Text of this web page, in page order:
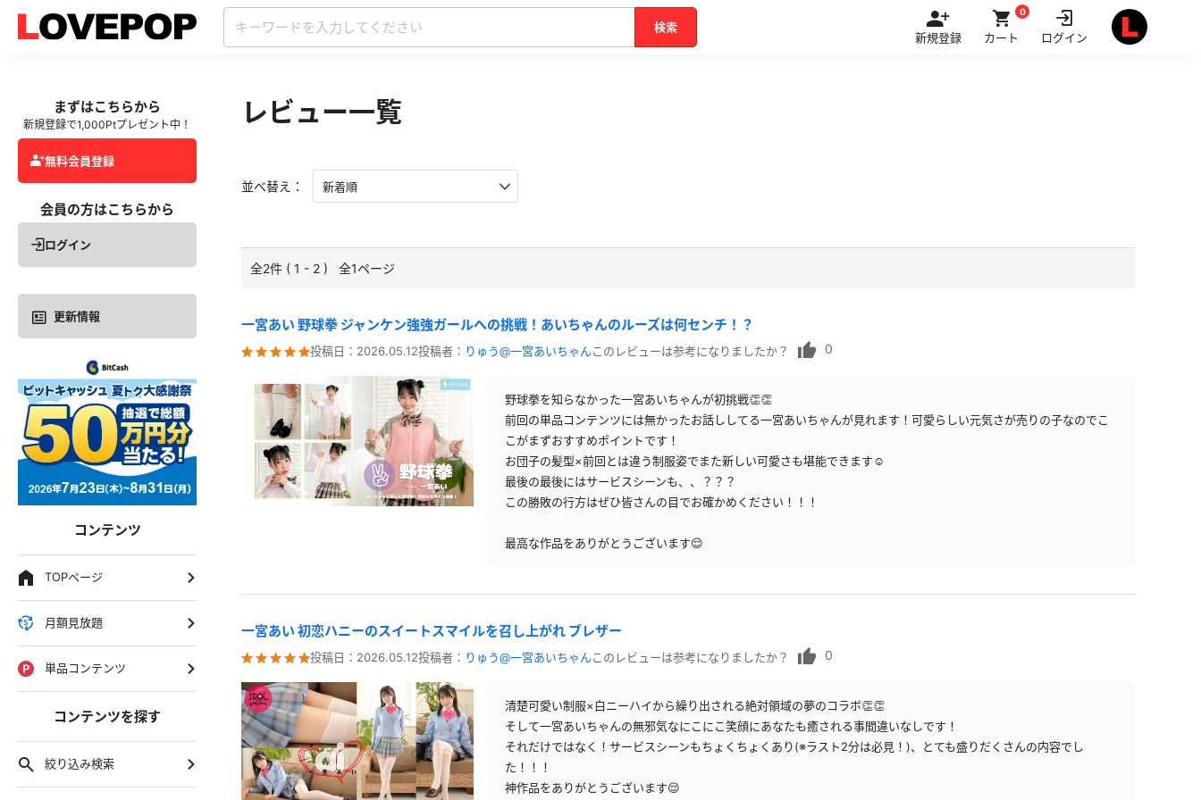
検索
新規登録 カート
0
ログイン
まずはこちらから
新規登録で1,000Ptプレゼント中！
無料会員登録
会員の方はこちらから
ログイン
更新情報
コンテンツ
TOPページ
月額見放題
単品コンテンツ
コンテンツを探す
絞り込み検索
レビュー一覧
並べ替え：
全2件 ( 1 - 2 ) 全1ページ
一宮あい 野球拳 ジャンケン強強ガールへの挑戦！あいちゃんのルーズは何センチ！？
投稿日： 2026.05.12投稿者： りゅう@一宮あいちゃんこのレビューは参考になりましたか？ 0
野球拳を知らなかった一宮あいちゃんが初挑戦👏👏
前回の単品コンテンツには無かったお話ししてる一宮あいちゃんが見れます！可愛らしい元気さが売りの子なのでこ
こがまずおすすめポイントです！
お団子の髪型×前回とは違う制服姿でまた新しい可愛さも堪能できます☺️
最後の最後にはサービスシーンも、、？？？
この勝敗の行方はぜひ皆さんの目でお確かめください！！！
最高な作品をありがとうございます😌
一宮あい 初恋ハニーのスイートスマイルを召し上がれ ブレザー
投稿日： 2026.05.12投稿者： りゅう@一宮あいちゃんこのレビューは参考になりましたか？ 0
清楚可愛い制服×白ニーハイから繰り出される絶対領域の夢のコラボ👏👏
そして一宮あいちゃんの無邪気なにこにこ笑顔にあなたも癒される事間違いなしです！
それだけではなく！サービスシーンもちょくちょくあり(※ラスト2分は必見！)、とても盛りだくさんの内容でし
た！！！
神作品をありがとうございます😌